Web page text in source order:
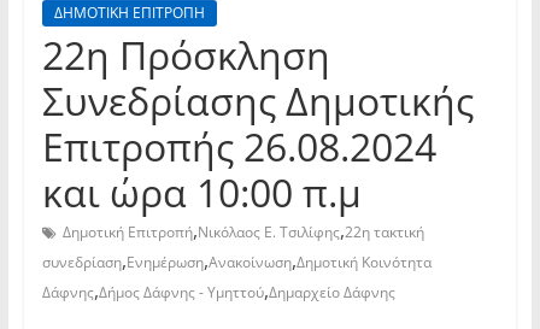
ΔΗΜΟΤΙΚΗ ΕΠΙΤΡΟΠΗ
22η Πρόσκληση
Συνεδρίασης Δημοτικής
Επιτροπής 26.08.2024
και ώρα 10:00 π.μ
Δημοτική Επιτροπή,Νικόλαος Ε. Τσιλίφης,22η τακτική
συνεδρίαση,Ενημέρωση,Ανακοίνωση,Δημοτική Κοινότητα
Δάφνης,Δήμος Δάφνης - Υμηττού,Δημαρχείο Δάφνης